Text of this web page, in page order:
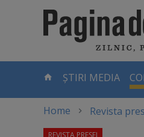
CURENTĂ
ȘTIRI MEDIA
Home Revista